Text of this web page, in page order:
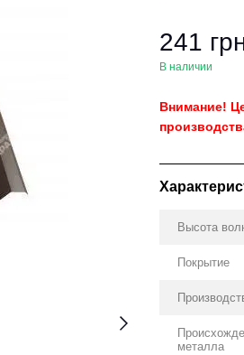
241
В наличии
Внимание!
Высота
Покрытие
металла